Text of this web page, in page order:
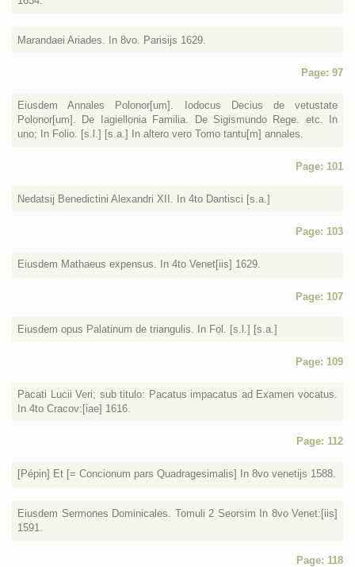
Marandaei Ariades. In 8vo. Parisijs 1629.
Page: 97
Eiusdem Annales Polonor[um]. Iodocus Decius de vetustate
Polonor[um]. De Iagiellonia Familia. De Sigismundo Rege. etc. In
uno; In Folio. [s.l.] [s.a.] In altero vero Tomo tantu[m] annales.
Page: 101
Nedatsij Benedictini Alexandri XII. In 4to Dantisci [s.a.]
Page: 103
Eiusdem Mathaeus expensus. In 4to Venet[iis] 1629.
Page: 107
Eiusdem opus Palatinum de triangulis. In Fol. [s.l.] [s.a.]
Page: 109
Pacati Lucii Veri; sub titulo: Pacatus impacatus ad Examen vocatus.
In 4to Cracov:[iae] 1616.
Page: 112
[Pépin] Et [= Concionum pars Quadragesimalis] In 8vo venetijs 1588.
Eiusdem Sermones Dominicales. Tomuli 2 Seorsim In 8vo Venet:[iis]
1591.
Page: 118